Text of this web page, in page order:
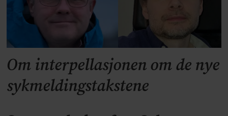
Om interpellasjonen om de nye
sykmeldingstakstene